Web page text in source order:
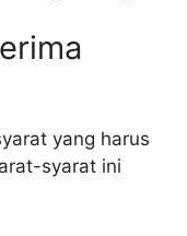
yang harus
syarat ini